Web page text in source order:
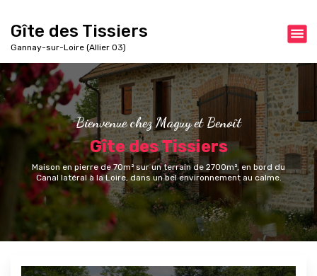
r
a
u
c
Gîte des Tissiers
Gannay-sur-Loire (Allier 03)
Bienvenue chez Maguy et Benoît
Gîte des Tissiers
Maison en pierre de 70m² sur un terrain de 2700m², en bord du
Canal latéral à la Loire, dans un bel environnement au calme.